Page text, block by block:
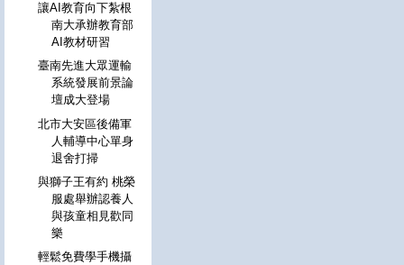
讓AI教育向下紮根
南大承辦教育部
AI教材研習
臺南先進大眾運輸
系統發展前景論
壇成大登場
北市大安區後備軍
人輔導中心單身
退舍打掃
與獅子王有約 桃榮
服處舉辦認養人
與孩童相見歡同
樂
輕鬆免費學手機攝